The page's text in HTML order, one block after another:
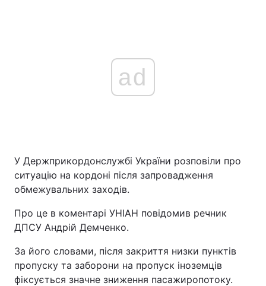
ad
У Держприкордонслужбі України розповіли про
ситуацію на кордоні після запровадження
обмежувальних заходів.
Про це в коментарі УНІАН повідомив речник
ДПСУ Андрій Демченко.
За його словами, після закриття низки пунктів
пропуску та заборони на пропуск іноземців
фіксується значне зниження пасажиропотоку.